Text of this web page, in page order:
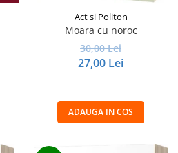
Act si Politon
Moara cu noroc
30,00 Lei
27,00 Lei
ADAUGA IN COS